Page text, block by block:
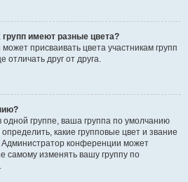
имеют разные цвета?
присваивать цвета участникам групп
друг от друга.
одной группе, ваша группа по умолчанию
какие групповые цвет и звание
конференции может
самому изменять вашу группу по